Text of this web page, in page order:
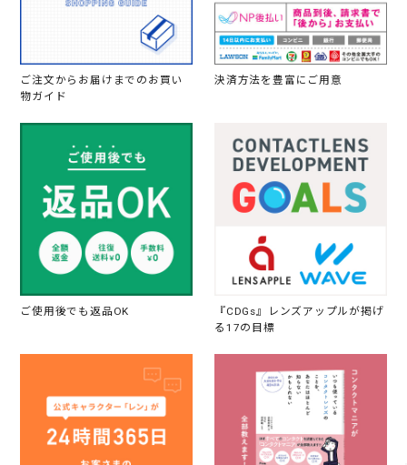
ご注文からお届けまでのお買い
物ガイド
決済方法を豊富にご用意
ご使用後でも返品OK
『CDGs』レンズアップルが掲げ
る17の目標